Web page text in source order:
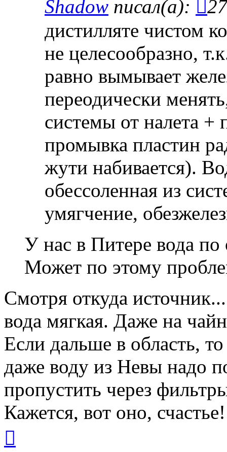
Shadow писал(а):
дистилляте чистом
не целесообразно,
равно вымывает
переодически
системы от налета +
промывка пластин
жути набивается).
обессоленная из
умягчение,
У нас в Питере вода
Может по этому
Смотря откуда
вода мягкая. Даже на
Если дальше в область,
даже воду из Невы надо
пропустить через
Кажется, вот оно,
началу